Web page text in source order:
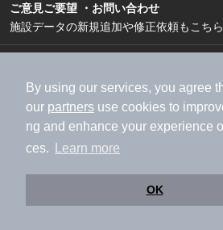
By using our services, you agree
our partners use cookies to
ng and enhance your experience
ces.
Learn more
OK
ご意見ご要望 ・お問い合わせ
施設データの新規追加や修正依頼もこち
加盟店募集（資料請求）
広
利用規約
ライフスタイル
特定商取引法に基づく表記
ヘ
運営会社